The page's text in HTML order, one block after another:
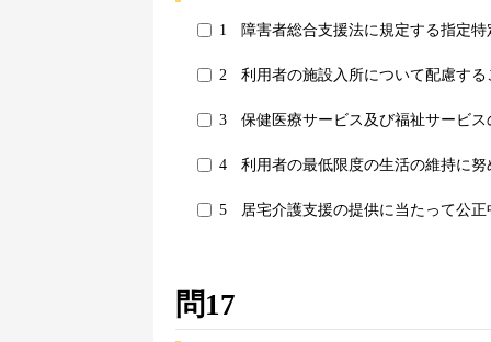
1 障害者総合支援法に規定する指定
2 利用者の施設入所について配慮する
3 保健医療サービス及び福祉サービ
4 利用者の最低限度の生活の維持に努
5 居宅介護支援の提供に当たって公
問17